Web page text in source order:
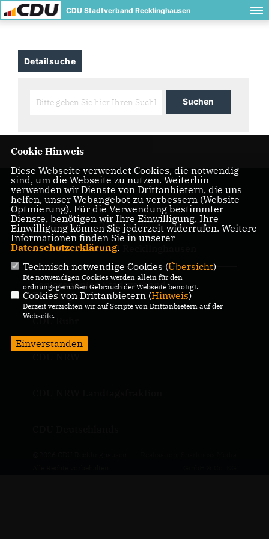
CDU Stadtverband Recklinghausen
Detailsuche
IMPRESSUM DATENSCHUTZ KONTAKT
CDU-Kreisverband Recklinghausen
Seniorenunion Stadtverband
Recklinghausen
CDU Ruhr
Cookie Hinweis
Diese Webseite verwendet Cookies, die notwendig
sind, um die Webseite zu nutzen. Weiterhin
verwenden wir Dienste von Drittanbietern, die uns
helfen, unser Webangebot zu verbessern (Website-
Optmierung). Für die Verwendung bestimmter
Dienste, benötigen wir Ihre Einwilligung. Ihre
Einwilligung können Sie jederzeit widerrufen. Weitere
Informationen finden Sie in unserer
Datenschutzerklärung.
Technisch notwendige Cookies (Übersicht)
Die notwendigen Cookies werden allein für den
ordnungsgemäßen Gebrauch der Webseite benötigt.
Cookies von Drittanbietern (Hinweis)
Derzeit verzichten wir auf Scripte von Drittanbietern auf der
Webseite.
Einverstanden